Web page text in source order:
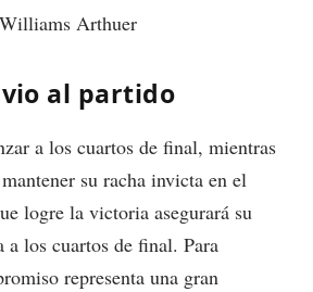
Arthuer
al partido
a los cuartos de final, mientras
su racha invicta en el
logre la victoria asegurará su
los cuartos de final. Para
representa una gran